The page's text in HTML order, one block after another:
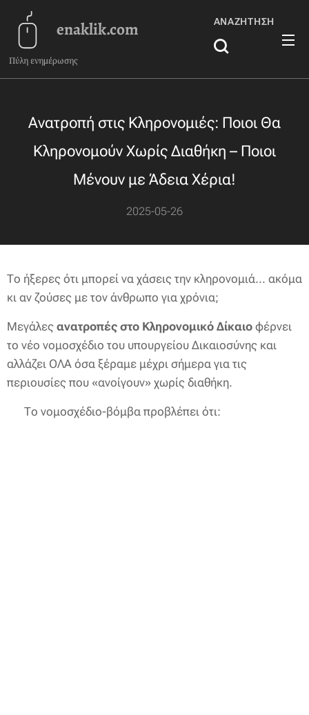
enaklik.com
Πύλη ενημέρωσης
ΑΝΑΖΉΤΗΣΗ
Ανατροπή στις Κληρονομιές: Ποιοι Θα
Κληρονομούν Χωρίς Διαθήκη – Ποιοι
Μένουν με Άδεια Χέρια!
2025-05-26
Το ήξερες ότι μπορεί να χάσεις την κληρονομιά... ακόμα
κι αν ζούσες με τον άνθρωπο για χρόνια;
Μεγάλες ανατροπές στο Κληρονομικό Δίκαιο φέρνει
το νέο νομοσχέδιο του υπουργείου Δικαιοσύνης και
αλλάζει ΟΛΑ όσα ξέραμε μέχρι σήμερα για τις
περιουσίες που «ανοίγουν» χωρίς διαθήκη.
⚖️ Το νομοσχέδιο-βόμβα προβλέπει ότι: